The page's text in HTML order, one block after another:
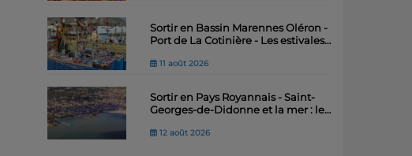
Sortir en Bassin Marennes Oléron -
Port de La Cotinière - Les estivales :
11 août 2026
Sortir en Pays Royannais - Saint-
Georges-de-Didonne et la mer : les
12 août 2026